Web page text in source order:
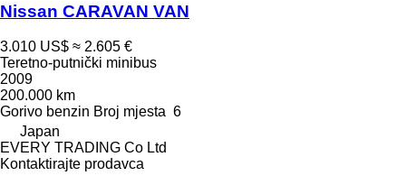
Nissan CARAVAN VAN
3.010 US$ ≈ 2.605 €
Teretno-putnički minibus
2009
200.000 km
Gorivo benzin Broj mjesta 6
Japan
EVERY TRADING Co Ltd
Kontaktirajte prodavca